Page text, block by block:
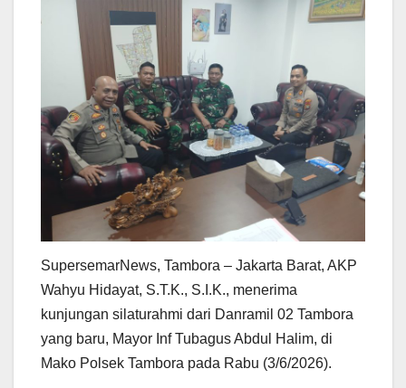
SupersemarNews, Tambora – Jakarta Barat, AKP
Wahyu Hidayat, S.T.K., S.I.K., menerima
kunjungan silaturahmi dari Danramil 02 Tambora
yang baru, Mayor Inf Tubagus Abdul Halim, di
Mako Polsek Tambora pada Rabu (3/6/2026).